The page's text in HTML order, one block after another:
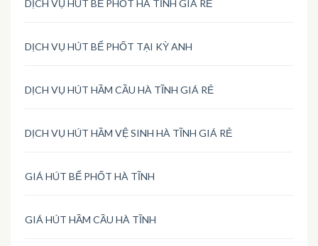
DỊCH VỤ HÚT BỂ PHỐT HÀ TĨNH GIÁ RẺ
DỊCH VỤ HÚT BỂ PHỐT TẠI KỲ ANH
DỊCH VỤ HÚT HẦM CẦU HÀ TĨNH GIÁ RẺ
DỊCH VỤ HÚT HẦM VỆ SINH HÀ TĨNH GIÁ RẺ
GIÁ HÚT BỂ PHỐT HÀ TĨNH
GIÁ HÚT HẦM CẦU HÀ TĨNH